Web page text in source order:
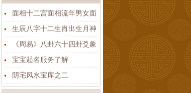
面相十二宫面相流年男女面
生辰八字十二生肖出生月神
《周易》八卦六十四卦爻象
宝宝起名服务了解
阴宅风水宝库之二